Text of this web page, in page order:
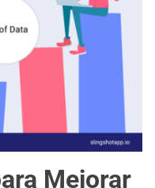
Mejorar